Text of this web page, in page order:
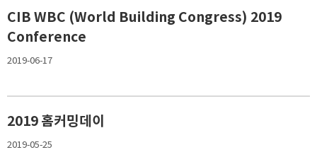
CIB WBC (World Building Congress) 2019
Conference
2019-06-17
2019 홈커밍데이
2019-05-25